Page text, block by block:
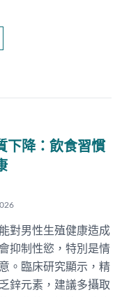
下降：飲食習慣
對男性生殖健康造成
抑制性慾，特別是情
。臨床研究顯示，精
鋅元素，建議多攝取